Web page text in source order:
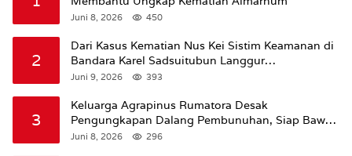
Juni 8, 2026 450
2
Dari Kasus Kematian Nus Kei Sistim Keamanan di
Bandara Karel Sadsuitubun Langgur
Dipertanyakan
Juni 9, 2026 393
3
Keluarga Agrapinus Rumatora Desak
Pengungkapan Dalang Pembunuhan, Siap Bawa
Kasus ke Komisi III DPR RI
Juni 8, 2026 296